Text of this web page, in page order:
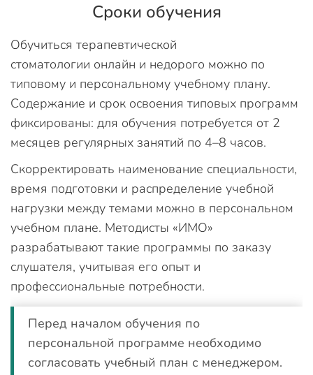
Сроки обучения
Обучиться терапевтической
стоматологии онлайн и недорого можно по
типовому и персональному учебному плану.
Содержание и срок освоения типовых программ
фиксированы: для обучения потребуется от 2
месяцев регулярных занятий по 4–8 часов.
Скорректировать наименование специальности,
время подготовки и распределение учебной
нагрузки между темами можно в персональном
учебном плане. Методисты «ИМО»
разрабатывают такие программы по заказу
слушателя, учитывая его опыт и
профессиональные потребности.
Перед началом обучения по
персональной программе необходимо
согласовать учебный план с менеджером.